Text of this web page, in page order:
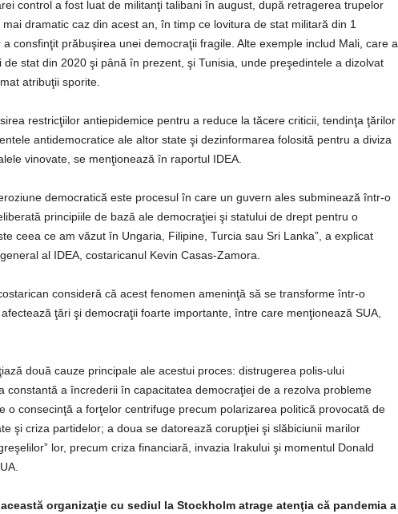
control a fost luat de militanţi talibani în august, după retragerea trupelor
dramatic caz din acest an, în timp ce lovitura de stat militară din 1
consfinţit prăbuşirea unei democraţii fragile. Alte exemple includ Mali, care a
stat din 2020 şi până în prezent, şi Tunisia, unde preşedintele a dizolvat
atribuţii sporite.
restricţiilor antiepidemice pentru a reduce la tăcere criticii, tendinţa ţărilor
antidemocratice ale altor state şi dezinformarea folosită pentru a diviza
vinovate, se menţionează în raportul IDEA.
democratică este procesul în care un guvern ales subminează într-o
principiile de bază ale democraţiei şi statului de drept pentru o
ceea ce am văzut în Ungaria, Filipine, Turcia sau Sri Lanka”, a explicat
al IDEA, costaricanul Kevin Casas-Zamora.
consideră că acest fenomen ameninţă să se transforme într-o
ţări şi democraţii foarte importante, între care menţionează SUA,
două cauze principale ale acestui proces: distrugerea polis-ului
constantă a încrederii în capacitatea democraţiei de a rezolva probleme
o consecinţă a forţelor centrifuge precum polarizarea politică provocată de
şi criza partidelor; a doua se datorează corupţiei şi slăbiciunii marilor
lor, precum criza financiară, invazia Irakului şi momentul Donald
organizaţie cu sediul la Stockholm atrage atenţia că pandemia a